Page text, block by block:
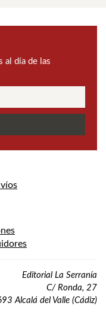
al día de las
Editorial La Serranía
C/ Ronda, 27
Alcalá del Valle (Cádiz)